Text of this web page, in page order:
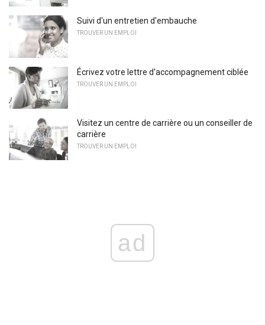
Suivi d'un entretien d'embauche
TROUVER UN EMPLOI
Écrivez votre lettre d'accompagnement ciblée
TROUVER UN EMPLOI
Visitez un centre de carrière ou un conseiller de
carrière
TROUVER UN EMPLOI
ad